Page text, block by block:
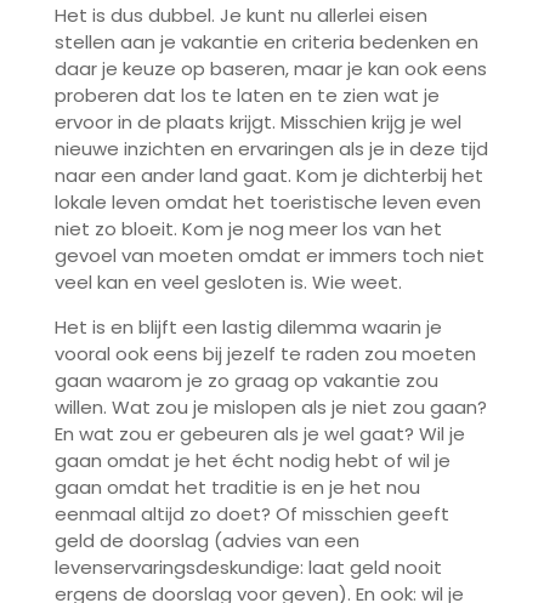
Het is dus dubbel. Je kunt nu allerlei eisen
stellen aan je vakantie en criteria bedenken en
daar je keuze op baseren, maar je kan ook eens
proberen dat los te laten en te zien wat je
ervoor in de plaats krijgt. Misschien krijg je wel
nieuwe inzichten en ervaringen als je in deze tijd
naar een ander land gaat. Kom je dichterbij het
lokale leven omdat het toeristische leven even
niet zo bloeit. Kom je nog meer los van het
gevoel van moeten omdat er immers toch niet
veel kan en veel gesloten is. Wie weet.
Het is en blijft een lastig dilemma waarin je
vooral ook eens bij jezelf te raden zou moeten
gaan waarom je zo graag op vakantie zou
willen. Wat zou je mislopen als je niet zou gaan?
En wat zou er gebeuren als je wel gaat? Wil je
gaan omdat je het écht nodig hebt of wil je
gaan omdat het traditie is en je het nou
eenmaal altijd zo doet? Of misschien geeft
geld de doorslag (advies van een
levenservaringsdeskundige: laat geld nooit
ergens de doorslag voor geven). En ook: wil je